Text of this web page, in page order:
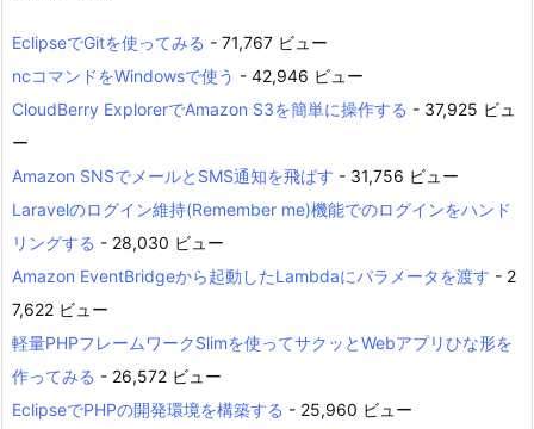
EclipseでGitを使ってみる - 71,767 ビュー
ncコマンドをWindowsで使う - 42,946 ビュー
CloudBerry ExplorerでAmazon S3を簡単に操作する - 37,925 ビュ
ー
Amazon SNSでメールとSMS通知を飛ばす - 31,756 ビュー
Laravelのログイン維持(Remember me)機能でのログインをハンド
リングする - 28,030 ビュー
Amazon EventBridgeから起動したLambdaにパラメータを渡す - 2
7,622 ビュー
軽量PHPフレームワークSlimを使ってサクッとWebアプリひな形を
作ってみる - 26,572 ビュー
EclipseでPHPの開発環境を構築する - 25,960 ビュー